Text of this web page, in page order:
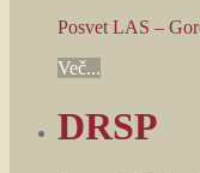
Posvet LAS –
Več...
DRSP